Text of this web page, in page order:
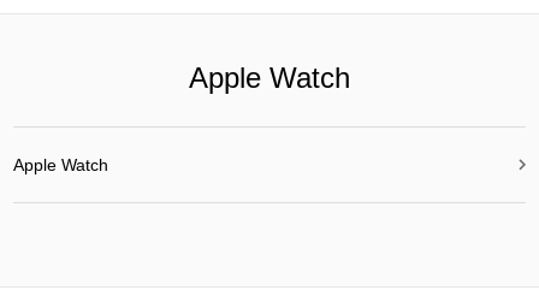
Apple Watch
Apple Watch 